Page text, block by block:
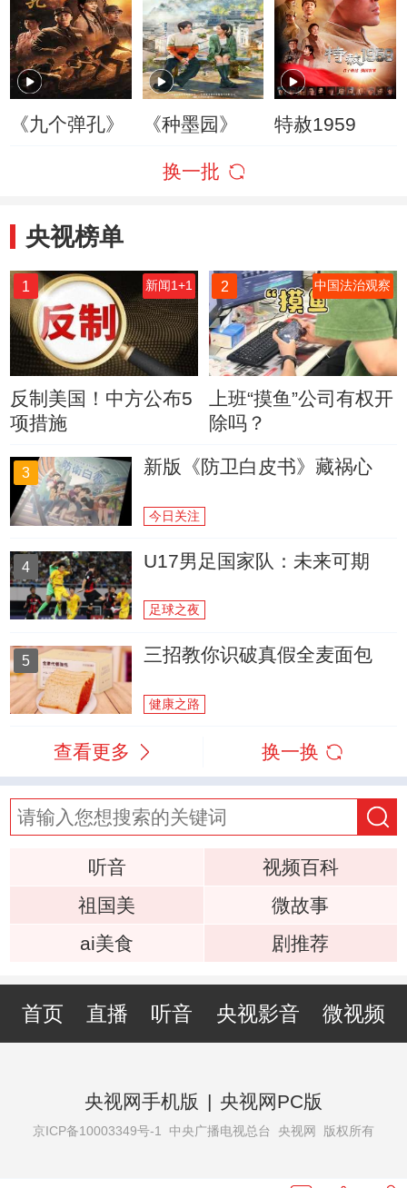
《九个弹孔》 《种墨园》 特赦1959
换一批
央视榜单
1 新闻1+1
反制美国！中方公布5
项措施
2 中国法治观察
上班“摸鱼”公司有权开
除吗？
3 新版《防卫白皮书》藏祸心
今日关注
4 U17男足国家队：未来可期
足球之夜
5 三招教你识破真假全麦面包
健康之路
查看更多 换一换
听音
视频百科
祖国美
微故事
ai美食
剧推荐
首页 直播 听音 央视影音 微视频
央视网手机版 | 央视网PC版
京ICP备10003349号-1 中央广播电视总台 央视网 版权所有